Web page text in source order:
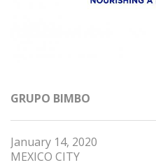
GRUPO BIMBO
January 14, 2020
MEXICO CITY